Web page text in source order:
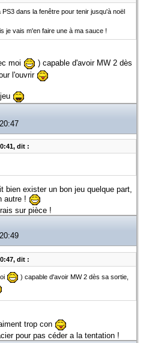
dans la fenêtre pour tenir jusqu'à noël
je vais m'en faire une à ma sauce !
moi
) capable d'avoir MW 2 dès
l'ouvrir
dit :
exister un bon jeu quelque part,
autre !
sur pièce !
dit :
) capable d'avoir MW 2 dès sa sortie,
trop con
pour pas céder a la tentation !